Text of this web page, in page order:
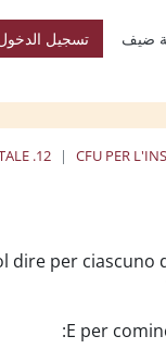
ضيف تسجيل
12. PEDAGOGIA SPERIMENTALE
dire per
E per